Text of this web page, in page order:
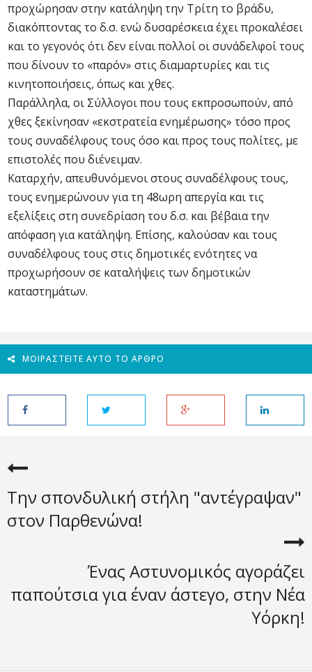
προχώρησαν στην κατάληψη την Τρίτη το βράδυ,
διακόπτοντας το δ.σ. ενώ δυσαρέσκεια έχει προκαλέσει
και το γεγονός ότι δεν είναι πολλοί οι συνάδελφοί τους
που δίνουν το «παρόν» στις διαμαρτυρίες και τις
κινητοποιήσεις, όπως και χθες.
Παράλληλα, οι Σύλλογοι που τους εκπροσωπούν, από
χθες ξεκίνησαν «εκστρατεία ενημέρωσης» τόσο προς
τους συναδέλφους τους όσο και προς τους πολίτες, με
επιστολές που διένειμαν.
Καταρχήν, απευθυνόμενοι στους συναδέλφους τους,
τους ενημερώνουν για τη 48ωρη απεργία και τις
εξελίξεις στη συνεδρίαση του δ.σ. και βέβαια την
απόφαση για κατάληψη. Επίσης, καλούσαν και τους
συναδέλφους τους στις δημοτικές ενότητες να
προχωρήσουν σε καταλήψεις των δημοτικών
καταστημάτων.
ΜΟΙΡΑΣΤΕΊΤΕ ΑΥΤΌ ΤΟ ΆΡΘΡΟ
Την σπονδυλική στήλη "αντέγραψαν"
στον Παρθενώνα!
Ένας Αστυνομικός αγοράζει
παπούτσια για έναν άστεγο, στην Νέα
Υόρκη!